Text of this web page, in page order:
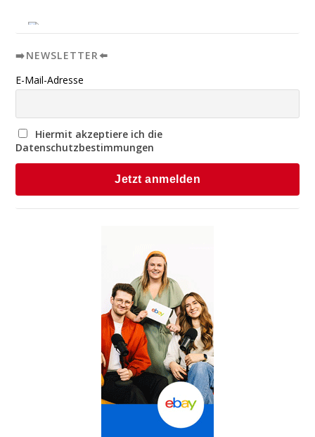
➡️NEWSLETTER⬅️
E-Mail-Adresse
Hiermit akzeptiere ich die
Datenschutzbestimmungen